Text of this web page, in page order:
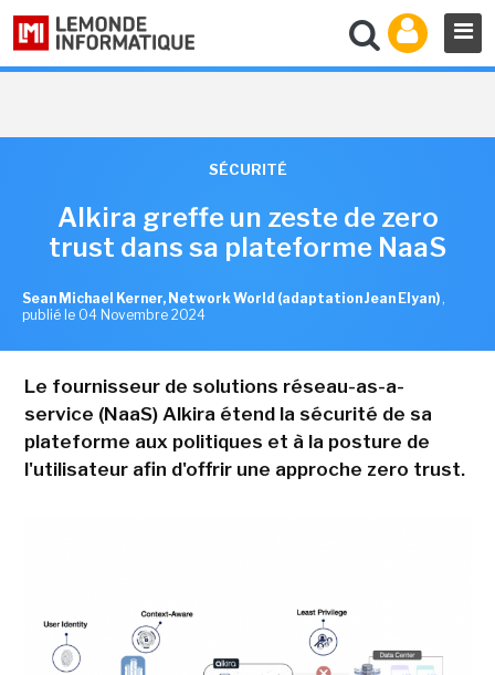
SÉCURITÉ
Alkira greffe un zeste de zero
trust dans sa plateforme NaaS
Sean Michael Kerner, Network World (adaptation Jean Elyan) ,
publié le 04 Novembre 2024
Le fournisseur de solutions réseau-as-a-
service (NaaS) Alkira étend la sécurité de sa
plateforme aux politiques et à la posture de
l'utilisateur afin d'offrir une approche zero trust.